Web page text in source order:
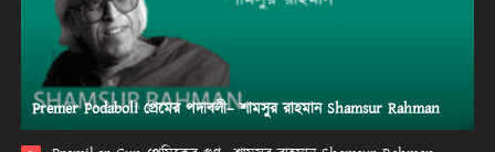
Premer Podaboli প্রেমের পদাবলী– শামসুর রাহমান Shamsur Rahman